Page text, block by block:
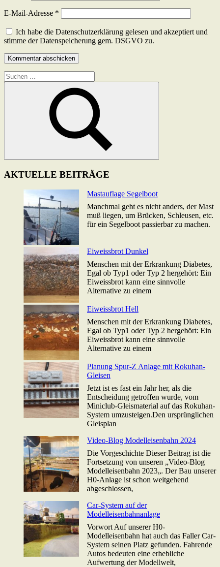
E-Mail-Adresse *
Ich habe die Datenschutzerklärung gelesen und akzeptiert und
stimme der Datenspeicherung gem. DSGVO zu.
Suchen
nach:
Suchen
AKTUELLE BEITRÄGE
Mastauflage Segelboot
Manchmal geht es nicht anders, der Mast
muß liegen, um Brücken, Schleusen, etc.
für ein Segelboot passierbar zu machen.
Eiweissbrot Dunkel
Menschen mit der Erkrankung Diabetes,
Egal ob Typ1 oder Typ 2 hergehört: Ein
Eiweissbrot kann eine sinnvolle
Alternative zu einem
Eiweissbrot Hell
Menschen mit der Erkrankung Diabetes,
Egal ob Typ1 oder Typ 2 hergehört: Ein
Eiweissbrot kann eine sinnvolle
Alternative zu einem
Planung Spur-Z Anlage mit Rokuhan-
Gleisen
Jetzt ist es fast ein Jahr her, als die
Entscheidung getroffen wurde, vom
Miniclub-Gleismaterial auf das Rokuhan-
System umzusteigen.Den ursprünglichen
Gleisplan
Video-Blog Modelleisenbahn 2024
Die Vorgeschichte Dieser Beitrag ist die
Fortsetzung von unseren „Video-Blog
Modelleisenbahn 2023„. Der Bau unserer
H0-Anlage ist schon weitgehend
abgeschlossen,
Car-System auf der
Modelleisenbahnanlage
Vorwort Auf unserer H0-
Modelleisenbahn hat auch das Faller Car-
System seinen Platz gefunden. Fahrende
Autos bedeuten eine erhebliche
Aufwertung der Modellwelt,